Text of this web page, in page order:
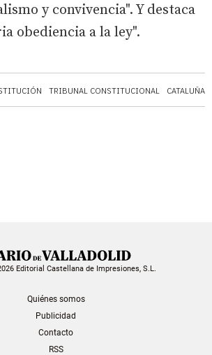
TRIBUNAL CONSTITUCIONAL CATALUÑA
y convivencia". Y destaca
obediencia a la ley".
Editorial Castellana de Impresiones, S.L.
Quiénes somos
Publicidad
Contacto
RSS